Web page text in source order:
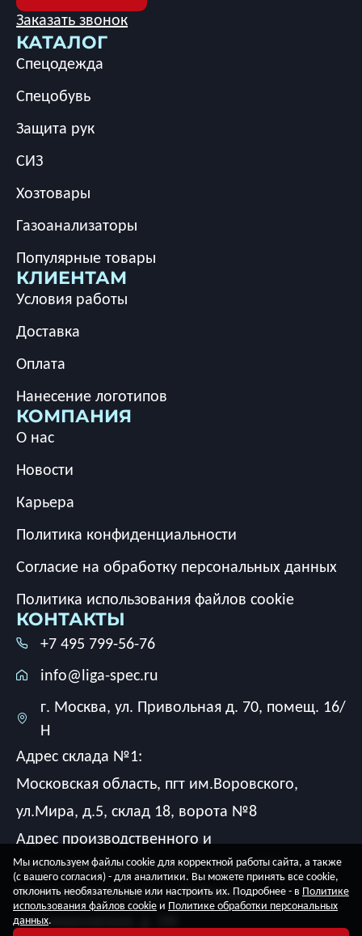
КАТАЛОГ
Спецодежда
Спецобувь
Защита рук
СИЗ
Хозтовары
Газоанализаторы
Популярные товары
КЛИЕНТАМ
Условия работы
Доставка
Оплата
Нанесение логотипов
КОМПАНИЯ
О нас
Новости
Карьера
Политика конфиденциальности
Согласие на обработку персональных данных
Политика использования файлов cookie
КОНТАКТЫ
+7 495 799-56-76
info@liga-spec.ru
г. Москва, ул. Привольная д. 70, помещ. 16/
Н
Адрес склада №1:
Московская область, пгт им.Воровского,
ул.Мира, д.5, склад 18, ворота №8
Адрес производственного и
экспериментального цеха, склада №2:
Московская область, г. Люберцы,
ул. Смирновская, д. 2Ж
Заказать звонок
Мы используем файлы cookie для корректной работы сайта, а также
(с вашего согласия) - для аналитики. Вы можете принять все cookie,
отклонить необязательные или настроить их. Подробнее - в Политике
использования файлов cookie и Политике обработки персональных
данных.